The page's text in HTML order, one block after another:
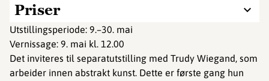
Priser
Utstillingsperiode: 9.–30. mai
Vernissage: 9. mai kl. 12.00
Det inviteres til separatutstilling med Trudy Wiegand, som
arbeider innen abstrakt kunst. Dette er første gang hun